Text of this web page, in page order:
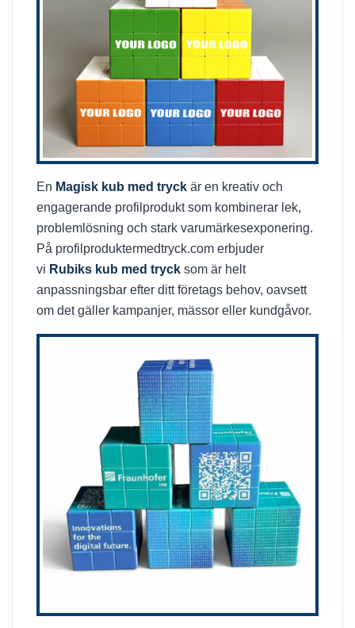
En Magisk kub med tryck är en kreativ och
engagerande profilprodukt som kombinerar lek,
problemlösning och stark varumärkesexponering.
På profilproduktermedtryck.com erbjuder
vi Rubiks kub med tryck som är helt
anpassningsbar efter ditt företags behov, oavsett
om det gäller kampanjer, mässor eller kundgåvor.